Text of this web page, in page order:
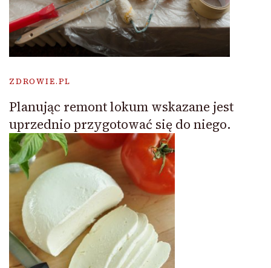
ZDROWIE.PL
Planując remont lokum wskazane jest
uprzednio przygotować się do niego.